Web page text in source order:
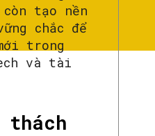
tạo nền
chắc để
trong
và tài
thách